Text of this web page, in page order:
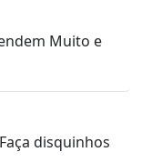
Muito e
disquinhos